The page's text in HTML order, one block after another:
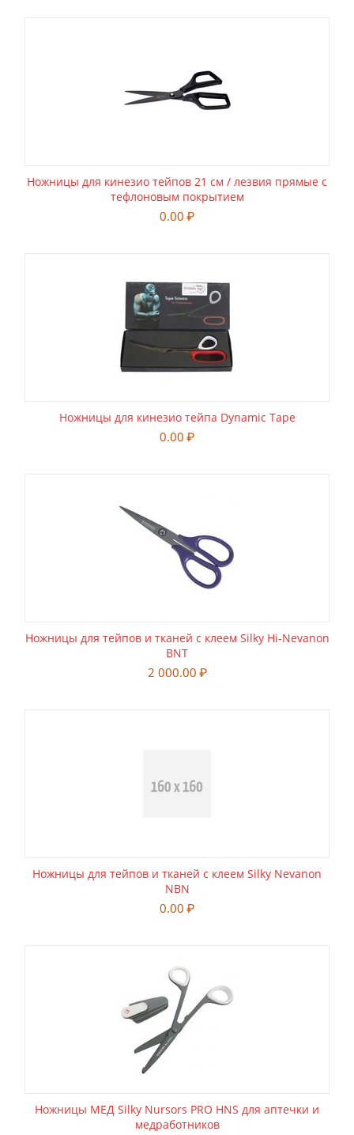
Ножницы для кинезио тейпов 21 см / лезвия прямые c
тефлоновым покрытием
0.00 ₽
Ножницы для кинезио тейпа Dynamic Tape
0.00 ₽
Ножницы для тейпов и тканей с клеем Silky Hi-Nevanon
BNT
2 000.00 ₽
Ножницы для тейпов и тканей с клеем Silky Nevanon
NBN
0.00 ₽
Ножницы МЕД Silky Nursors PRO HNS для аптечки и
медработников